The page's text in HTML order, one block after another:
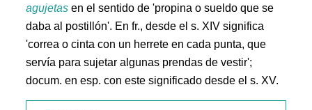
agujetas en el sentido de 'propina o sueldo que se
daba al postillón'. En fr., desde el s. XIV significa
'correa o cinta con un herrete en cada punta, que
servía para sujetar algunas prendas de vestir';
docum. en esp. con este significado desde el s. XV.